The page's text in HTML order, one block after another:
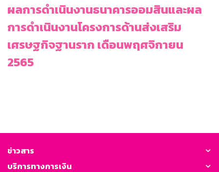
ผลการดำเนินงานธนาคารออมสินและผล
การดำเนินงานโครงการด้านส่งเสริม
เศรษฐกิจฐานราก เดือนพฤศจิกายน
2565
ข่าวสาร
บริการทางการเงิน